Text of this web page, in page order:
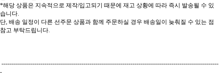
*해당 상품은 지속적으로 제작/입고되기 때문에 재고 상황에 따라 즉시 발송될 수 있
습니다.
단, 배송 일정이 다른 선주문 상품과 함께 주문하실 경우 배송일이 늦춰질 수 있는 점
참고 부탁드립니다.
---------------------------------------------------------------------------------------------------------------
-